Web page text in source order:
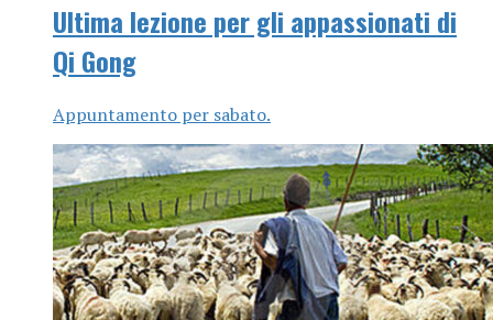
Ultima lezione per gli appassionati di
Qi Gong
Appuntamento per sabato.